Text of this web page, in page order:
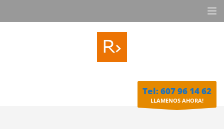
Tel: 607 96 14 62
LLAMENOS AHORA!